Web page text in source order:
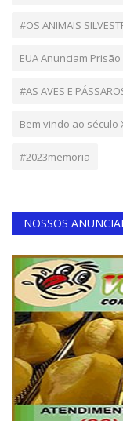
#OS ANIMAIS
EUA Anunciam
#AS AVES E
Bem vindo ao século
#2023memoria
NOSSOS